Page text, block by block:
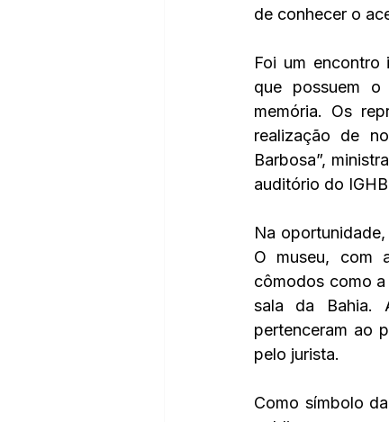
de conhecer o
Foi um encontro
que possuem o
memória. Os
realização de
Barbosa”,
auditório do
Na
O museu, com
cômodos como
sala da Bahia.
pertenceram ao
pelo jurista.
Como símbolo